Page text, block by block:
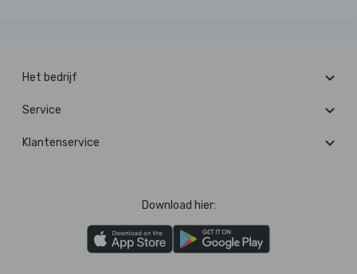
Het bedrijf
Service
Klantenservice
Download hier: